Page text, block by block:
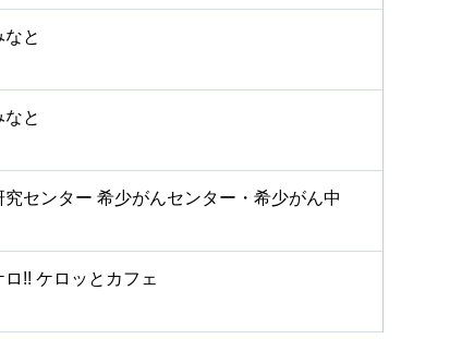
なと
なと
究センター 希少がんセンター・希少がん中
!! ケロッとカフェ